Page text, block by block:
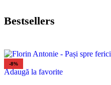
Bestsellers
-8%
Adaugă la favorite